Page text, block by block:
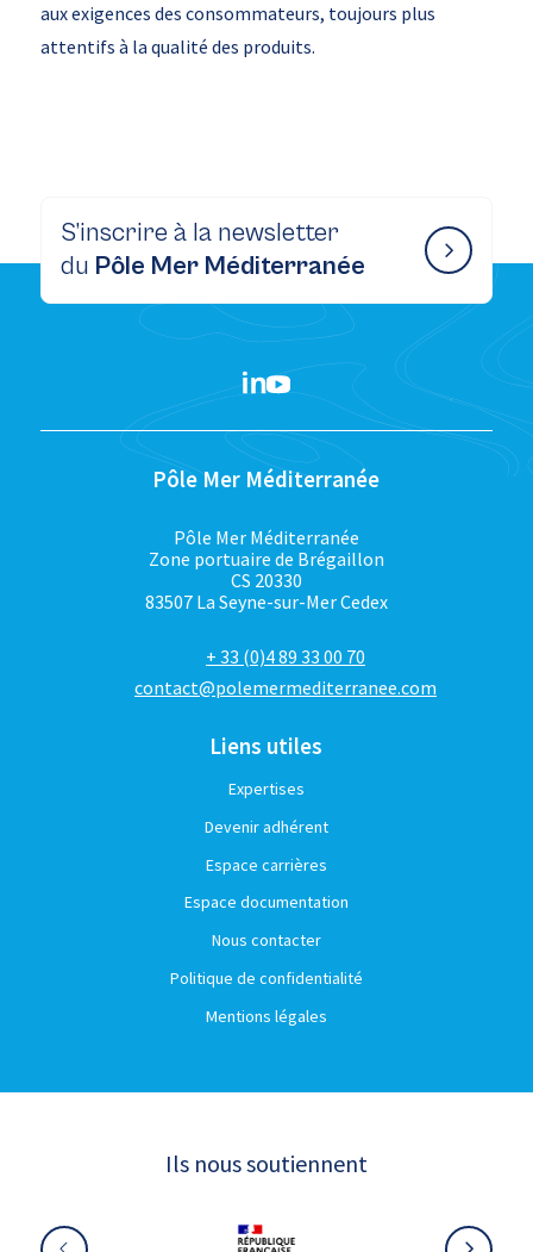
aux exigences des consommateurs, toujours plus
attentifs à la qualité des produits.
S’inscrire à la newsletter
du Pôle Mer Méditerranée
Pôle Mer Méditerranée
Pôle Mer Méditerranée
Zone portuaire de Brégaillon
CS 20330
83507 La Seyne-sur-Mer Cedex
+ 33 (0)4 89 33 00 70
contact@polemermediterranee.com
Liens utiles
Expertises
Devenir adhérent
Espace carrières
Espace documentation
Nous contacter
Politique de confidentialité
Mentions légales
Ils nous soutiennent